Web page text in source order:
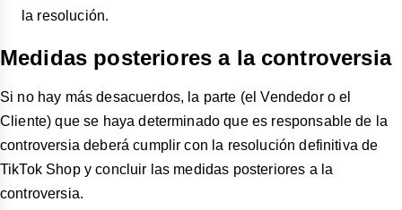
la resolución.
Medidas posteriores a la controversia
Si no hay más desacuerdos, la parte (el Vendedor o el
Cliente) que se haya determinado que es responsable de la
controversia deberá cumplir con la resolución definitiva de
TikTok Shop y concluir las medidas posteriores a la
controversia.